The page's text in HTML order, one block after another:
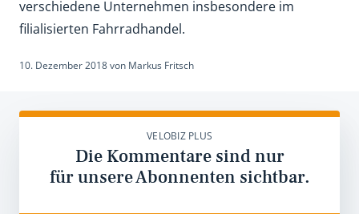
verschiedene Unternehmen insbesondere im
filialisierten Fahrradhandel.
10. Dezember 2018von Markus Fritsch
VELOBIZ PLUS
Die Kommentare sind nur
für unsere Abonnenten sichtbar.